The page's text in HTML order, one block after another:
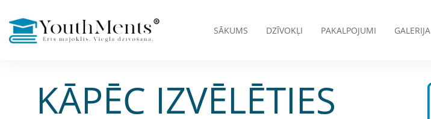
SĀKUMS DZĪVOKĻI PAKALPOJUMI GALERIJA
KĀPĒC IZVĒLĒTIES